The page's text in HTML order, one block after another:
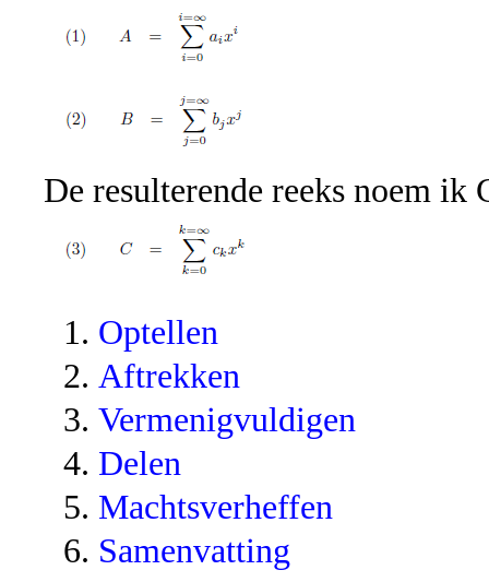
De resulterende reeks noem ik
Optellen
Aftrekken
Vermenigvuldigen
Delen
Machtsverheffen
Samenvatting